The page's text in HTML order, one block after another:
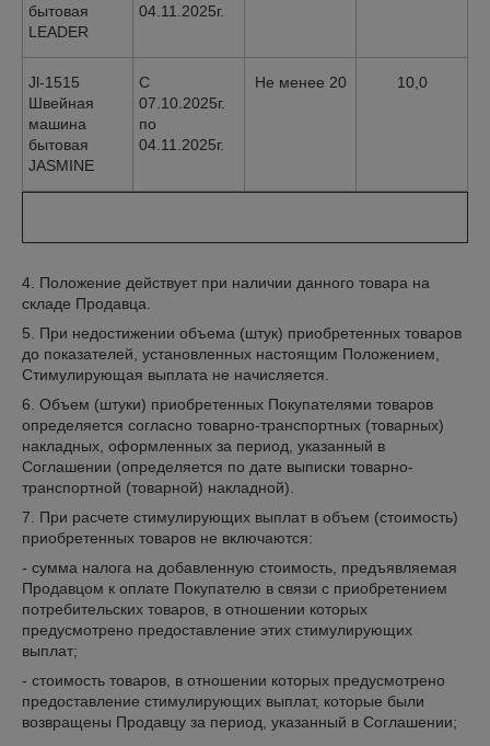
бытовая
LEADER
04.11.2025г.
Jl-1515
Швейная
машина
бытовая
JASMINE
С
07.10.2025г.
по
04.11.2025г.
Не менее 20 10,0
4. Положение действует при наличии данного товара на
складе Продавца.
5. При недостижении объема (штук) приобретенных товаров
до показателей, установленных настоящим Положением,
Стимулирующая выплата не начисляется.
6. Объем (штуки) приобретенных Покупателями товаров
определяется согласно товарно-транспортных (товарных)
накладных, оформленных за период, указанный в
Соглашении (определяется по дате выписки товарно-
транспортной (товарной) накладной).
7. При расчете стимулирующих выплат в объем (стоимость)
приобретенных товаров не включаются:
- сумма налога на добавленную стоимость, предъявляемая
Продавцом к оплате Покупателю в связи с приобретением
потребительских товаров, в отношении которых
предусмотрено предоставление этих стимулирующих
выплат;
- стоимость товаров, в отношении которых предусмотрено
предоставление стимулирующих выплат, которые были
возвращены Продавцу за период, указанный в Соглашении;